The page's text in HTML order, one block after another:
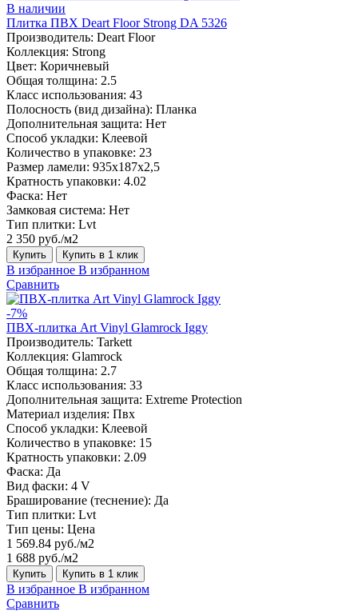
В наличии
Плитка ПВХ Deart Floor Strong DA 5326
Производитель: Deart Floor
Коллекция: Strong
Цвет: Коричневый
Общая толщина: 2.5
Класс использования: 43
Полосность (вид дизайна): Планка
Дополнительная защита: Нет
Способ укладки: Клеевой
Количество в упаковке: 23
Размер ламели: 935х187х2,5
Кратность упаковки: 4.02
Фаска: Нет
Замковая система: Нет
Тип плитки: Lvt
2 350 руб./м2
Купить Купить в 1 клик
В избранное В избранном
Сравнить
-7%
ПВХ-плитка Art Vinyl Glamrock Iggy
Производитель: Tarkett
Коллекция: Glamrock
Общая толщина: 2.7
Класс использования: 33
Дополнительная защита: Extreme Protection
Материал изделия: Пвх
Способ укладки: Клеевой
Количество в упаковке: 15
Кратность упаковки: 2.09
Фаска: Да
Вид фаски: 4 V
Браширование (теснение): Да
Тип плитки: Lvt
Тип цены: Цена
1 569.84 руб./м2
1 688 руб./м2
Купить Купить в 1 клик
В избранное В избранном
Сравнить